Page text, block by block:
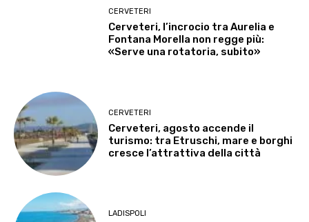
CERVETERI
Cerveteri, l’incrocio tra Aurelia e
Fontana Morella non regge più:
«Serve una rotatoria, subito»
CERVETERI
Cerveteri, agosto accende il
turismo: tra Etruschi, mare e borghi
cresce l’attrattiva della città
LADISPOLI